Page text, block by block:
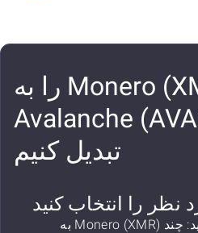
چگونه Monero (XMR) را به
Avalanche
تبدیل کنیم
نظر را انتخاب کنید
و نرخ را بررسی کنید: چند Monero (XMR) به